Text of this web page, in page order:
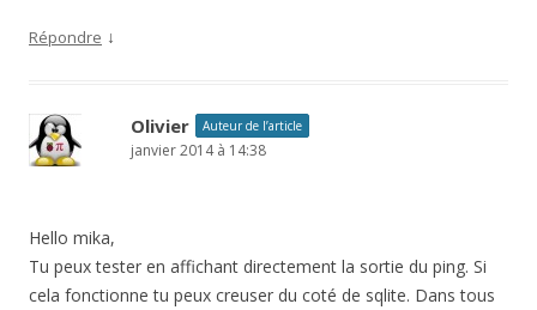
Répondre ↓
Olivier Auteur de l’article
janvier 2014 à 14:38
Hello mika,
Tu peux tester en affichant directement la sortie du ping. Si
cela fonctionne tu peux creuser du coté de sqlite. Dans tous